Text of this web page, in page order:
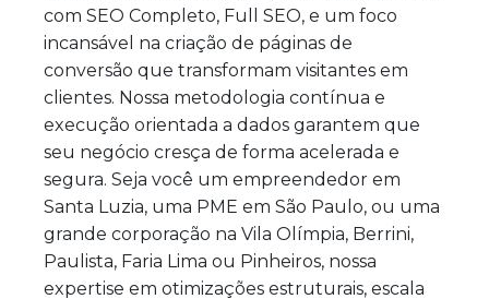
com SEO Completo, Full SEO, e um foco
incansável na criação de páginas de
conversão que transformam visitantes em
clientes. Nossa metodologia contínua e
execução orientada a dados garantem que
seu negócio cresça de forma acelerada e
segura. Seja você um empreendedor em
Santa Luzia, uma PME em São Paulo, ou uma
grande corporação na Vila Olímpia, Berrini,
Paulista, Faria Lima ou Pinheiros, nossa
expertise em otimizações estruturais, escala